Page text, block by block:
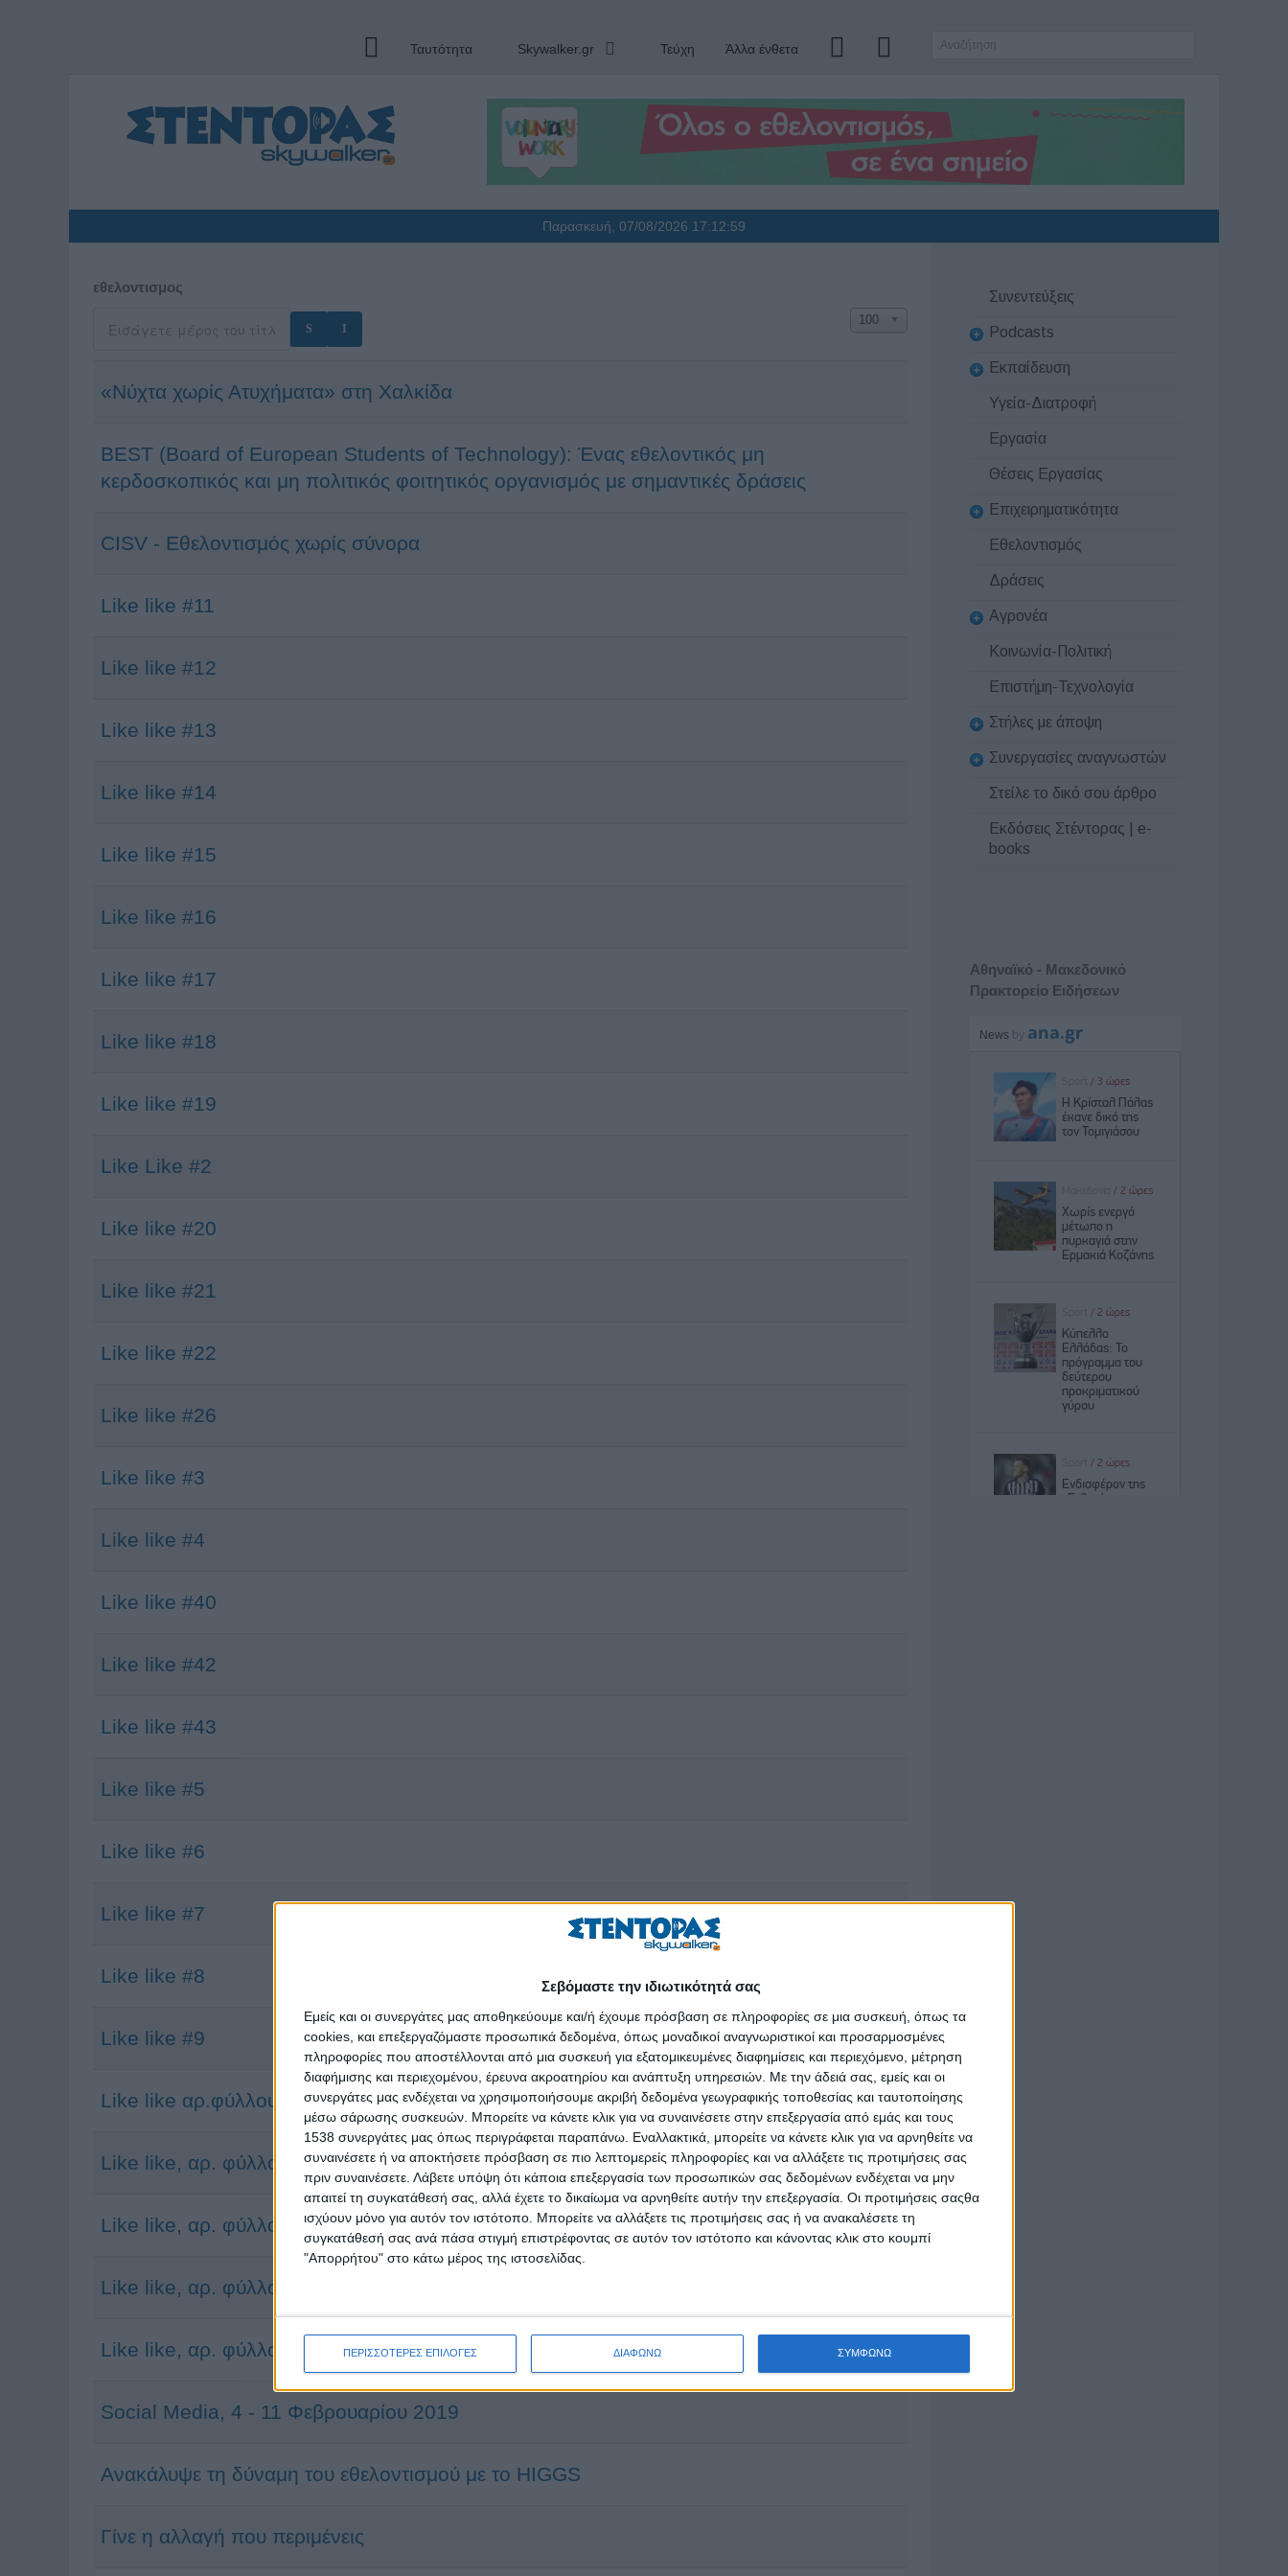
Σεβόμαστε την ιδιωτικότητά σας
Εμείς και οι συνεργάτες μας αποθηκεύουμε και/ή έχουμε πρόσβαση σε πληροφορίες σε μια συσκευή, όπως τα
cookies, και επεξεργαζόμαστε προσωπικά δεδομένα, όπως μοναδικοί αναγνωριστικοί και προσαρμοσμένες
πληροφορίες που αποστέλλονται από μια συσκευή για εξατομικευμένες διαφημίσεις και περιεχόμενο, μέτρηση
διαφήμισης και περιεχομένου, έρευνα ακροατηρίου και ανάπτυξη υπηρεσιών. Με την άδειά σας, εμείς και οι
συνεργάτες μας ενδέχεται να χρησιμοποιήσουμε ακριβή δεδομένα γεωγραφικής τοποθεσίας και ταυτοποίησης
μέσω σάρωσης συσκευών. Μπορείτε να κάνετε κλικ για να συναινέσετε στην επεξεργασία από εμάς και τους
1538 συνεργάτες μας όπως περιγράφεται παραπάνω. Εναλλακτικά, μπορείτε να κάνετε κλικ για να αρνηθείτε να
συναινέσετε ή να αποκτήσετε πρόσβαση σε πιο λεπτομερείς πληροφορίες και να αλλάξετε τις προτιμήσεις σας
πριν συναινέσετε. Λάβετε υπόψη ότι κάποια επεξεργασία των προσωπικών σας δεδομένων ενδέχεται να μην
απαιτεί τη συγκατάθεσή σας, αλλά έχετε το δικαίωμα να αρνηθείτε αυτήν την επεξεργασία. Οι προτιμήσεις σαςθα
ισχύουν μόνο για αυτόν τον ιστότοπο. Μπορείτε να αλλάξετε τις προτιμήσεις σας ή να ανακαλέσετε τη
συγκατάθεσή σας ανά πάσα στιγμή επιστρέφοντας σε αυτόν τον ιστότοπο και κάνοντας κλικ στο κουμπί
"Απορρήτου" στο κάτω μέρος της ιστοσελίδας.
ΠΕΡΙΣΣΟΤΕΡΕΣ ΕΠΙΛΟΓΕΣ ΔΙΑΦΩΝΩ ΣΥΜΦΩΝΩ
Ταυτότητα Skywalker.gr Τεύχη Άλλα ένθετα
Παρασκευή, 07/08/2026 17:13:00
εθελοντισμος
100
«Νύχτα χωρίς Ατυχήματα» στη Χαλκίδα
BEST (Board of European Students of Technology): Ένας εθελοντικός μη
κερδοσκοπικός και μη πολιτικός φοιτητικός οργανισμός με σημαντικές δράσεις
CISV - Εθελοντισμός χωρίς σύνορα
Like like #11
Like like #12
Like like #13
Like like #14
Like like #15
Like like #16
Like like #17
Like like #18
Like like #19
Like Like #2
Like like #20
Like like #21
Like like #22
Like like #26
Like like #3
Like like #4
Like like #40
Like like #42
Like like #43
Like like #5
Like like #6
Like like #7
Like like #8
Like like #9
Like like αρ.φύλλου 32
Like like, αρ. φύλλου 23
Like like, αρ. φύλλου 24
Like like, αρ. φύλλου 25
Like like, αρ. φύλλου 35
Social Media, 4 - 11 Φεβρουαρίου 2019
Ανακάλυψε τη δύναμη του εθελοντισμού με το HIGGS
Γίνε η αλλαγή που περιμένεις
Συνεντεύξεις
Podcasts
Εκπαίδευση
Υγεία-Διατροφή
Εργασία
Θέσεις Εργασίας
Επιχειρηματικότητα
Εθελοντισμός
Δράσεις
Αγρονέα
Κοινωνία-Πολιτική
Επιστήμη-Τεχνολογία
Στήλες με άποψη
Συνεργασίες αναγνωστών
Στείλε το δικό σου άρθρο
Εκδόσεις Στέντορας | e-
books
Αθηναϊκό - Μακεδονικό
Πρακτορείο Ειδήσεων